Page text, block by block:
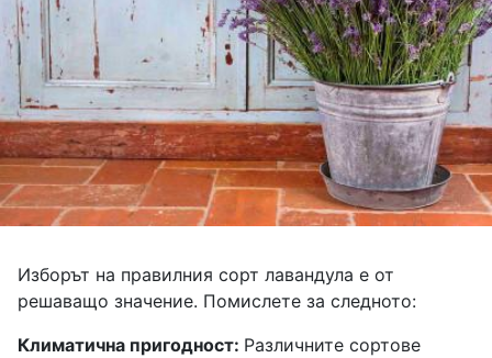
Изборът на правилния сорт лавандула е от
решаващо значение. Помислете за следното:
Климатична пригодност: Различните сортове